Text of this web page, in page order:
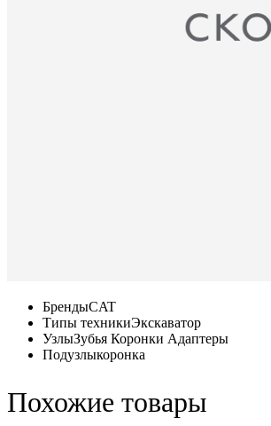
БрендыCAT
Типы техникиЭкскаватор
УзлыЗубья Коронки Адаптеры
Подузлыкоронка
Похожие товары